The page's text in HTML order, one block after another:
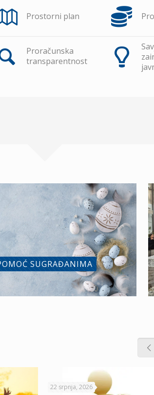
Prostorni plan
Proračunska
transparentnost
SUGRAĐANIMA
22 srpnja, 2026